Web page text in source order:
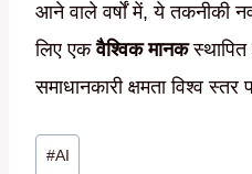
आने वाले वर्षों में, ये तकनीकी
लिए एकवैश्विक मानक
समाधानकारी क्षमता विश्व स्तर
Post
#AI